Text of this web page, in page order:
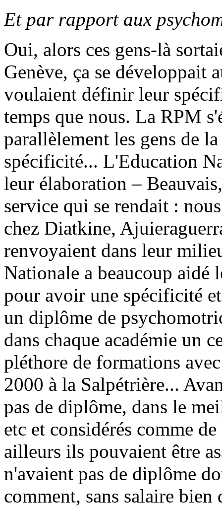
Et par rapport aux
Oui, alors ces gens-là
Genève, ça se développait
voulaient définir leur
temps que nous. La RPM
parallèlement les gens de
spécificité... L'Education
leur élaboration –
service qui se rendait :
chez Diatkine,
renvoyaient dans leur
Nationale a beaucoup aidé
pour avoir une spécificité
un diplôme de
dans chaque académie un
pléthore de formations
2000 à la Salpétrière...
pas de diplôme, dans le
etc et considérés comme
ailleurs ils pouvaient être
n'avaient pas de diplôme
comment, sans salaire